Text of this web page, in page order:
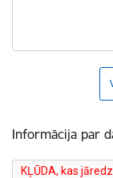
Informācija par